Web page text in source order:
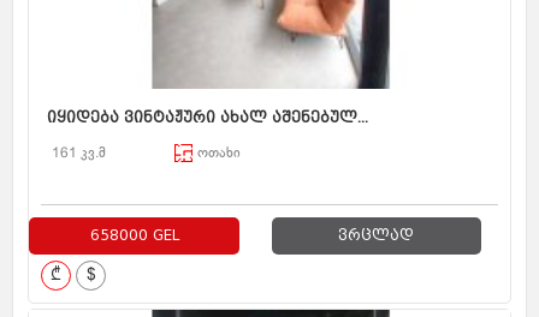
იყიდება ვინტაჟური ახალ აშენებულ...
161 კვ.მ ოთახი
658000 GEL ვრცლად
₾ $